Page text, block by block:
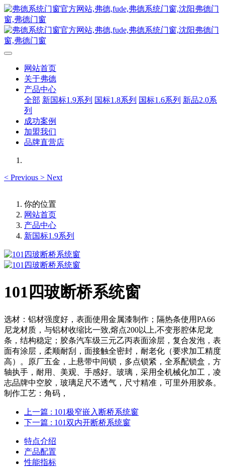
网站首页
关于弗德
产品中心
全部 新国标1.9系列 国标1.8系列 国标1.6系列 新品2.0系
列
成功案例
加盟我们
品牌直营店
< Previous > Next
你的位置
网站首页
产品中心
新国标1.9系列
101四玻断桥系统窗
选材：铝材强度好，表面使用金属漆制作；隔热条使用PA66
尼龙材质，与铝材收缩比一致,熔点200以上,不变形腔体尼龙
条，结构稳定；胶条汽车级三元乙丙表面涂层，复合发泡，表
面有涂层，柔顺耐刮，面接触全密封，耐老化（要求加工精度
高）。原厂五金，上悬带中间锁，多点锁紧，全系配锁盒，方
轴执手，耐用、美观、手感好。玻璃，采用全机械化加工，凌
志品牌中空胶，玻璃足尺不透气，尺寸精准，可里外用胶条。
制作工艺：角码，
上一篇 : 101极窄嵌入断桥系统窗
下一篇 : 101双内开断桥系统窗
特点介绍
产品配置
性能指标